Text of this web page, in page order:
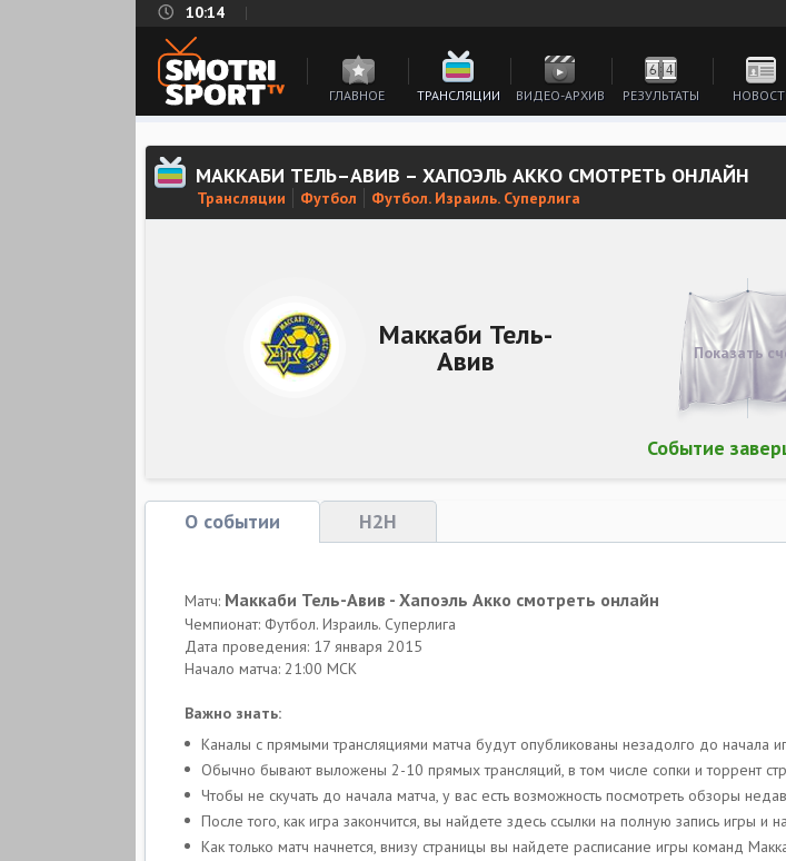
10:14
ГЛАВНОЕ ТРАНСЛЯЦИИ ВИДЕО-АРХИВ РЕЗУЛЬТАТЫ
МАККАБИ ТЕЛЬ–АВИВ – ХАПОЭЛЬ АККО СМОТРЕТЬ ОНЛАЙН
Трансляции Футбол Футбол. Израиль. Суперлига
Маккаби Тель-
Авив
Событие
Показать
О событии H2H
Матч: Маккаби Тель-Авив - Хапоэль Акко смотреть онлайн
Чемпионат: Футбол. Израиль. Суперлига
Дата проведения: 17 января 2015
Начало матча: 21:00 МСК
Важно знать:
Каналы с прямыми трансляциями матча будут опубликованы незадолго до начала
Обычно бывают выложены 2-10 прямых трансляций, в том числе сопки и торрент
Чтобы не скучать до начала матча, у вас есть возможность посмотреть обзоры
После того, как игра закончится, вы найдете здесь ссылки на полную запись игры и
Как только матч начнется, внизу страницы вы найдете расписание игры команд